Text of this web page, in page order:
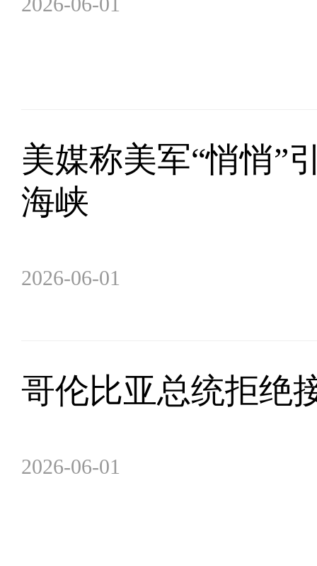
美媒称美军“悄悄”
海峡
2026-06-01
哥伦比亚总统拒绝
2026-06-01